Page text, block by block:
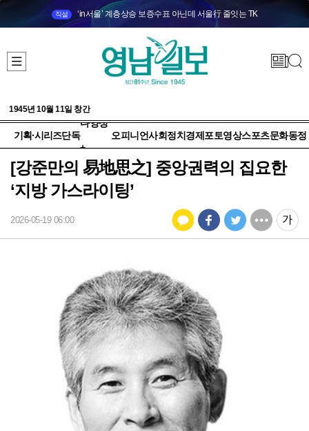
직설 ‘in서울’ 계층상승 보증수표 아닌데 서울行 줄잇는 TK
1945년 10월 11일 창간
기획·시리즈단독
다양성
+
오피니언사회정치 경제 포토영상스포츠문화동정
[강준만의 易地思之] 중앙권력의 집요한
‘지방 가스라이팅’
2026-05-19 06:00